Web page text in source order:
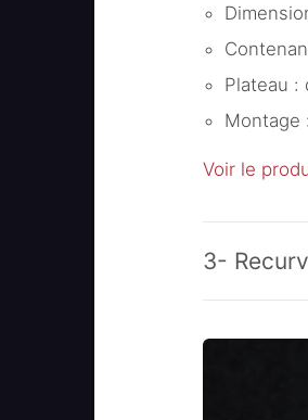
Plateau :
Montage
Voir le
3-